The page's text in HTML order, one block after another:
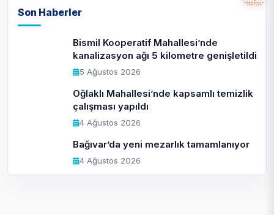
Son Haberler
Bismil Kooperatif Mahallesi’nde
kanalizasyon ağı 5 kilometre genişletildi
5 Ağustos 2026
Oğlaklı Mahallesi’nde kapsamlı temizlik
çalışması yapıldı
4 Ağustos 2026
Bağıvar’da yeni mezarlık tamamlanıyor
4 Ağustos 2026